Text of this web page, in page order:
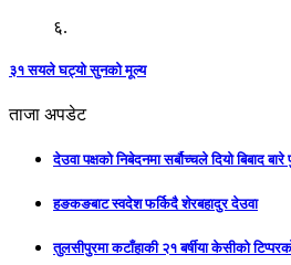
६.
३१ सयले घट्यो सुनको मूल्य
ताजा अपडेट
देउवा पक्षको निबेदनमा सर्बौच्चले दियो बिबाद
हङकङबाट स्वदेश फर्किदै शेरबहादुर देउवा
तुलसीपुरमा कटाँहाकी २१ बर्षीया केसीको